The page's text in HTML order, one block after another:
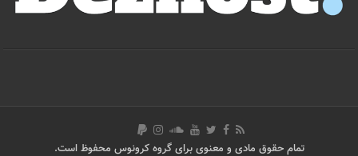
تمام حقوق مادی و معنوی برای گروه کرونوس محفوظ است.